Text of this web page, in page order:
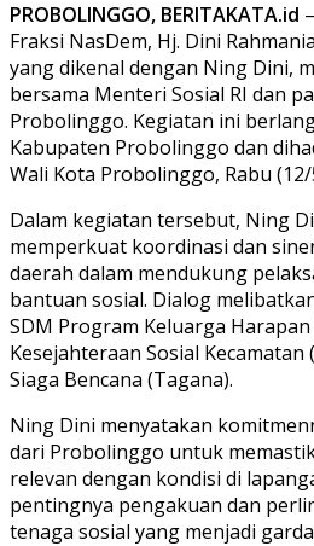
PROBOLINGGO, BERITAKATA.id
Fraksi NasDem, Hj. Dini
yang dikenal dengan Ning Dini,
bersama Menteri Sosial RI dan
Probolinggo. Kegiatan ini
Kabupaten Probolinggo dan
Wali Kota Probolinggo, Rabu (12/
Dalam kegiatan tersebut, Ning
memperkuat koordinasi dan
daerah dalam mendukung
bantuan sosial. Dialog
SDM Program Keluarga Harapan
Kesejahteraan Sosial Kecamatan
Siaga Bencana (Tagana).
Ning Dini menyatakan
dari Probolinggo untuk
relevan dengan kondisi di
pentingnya pengakuan dan
tenaga sosial yang menjadi